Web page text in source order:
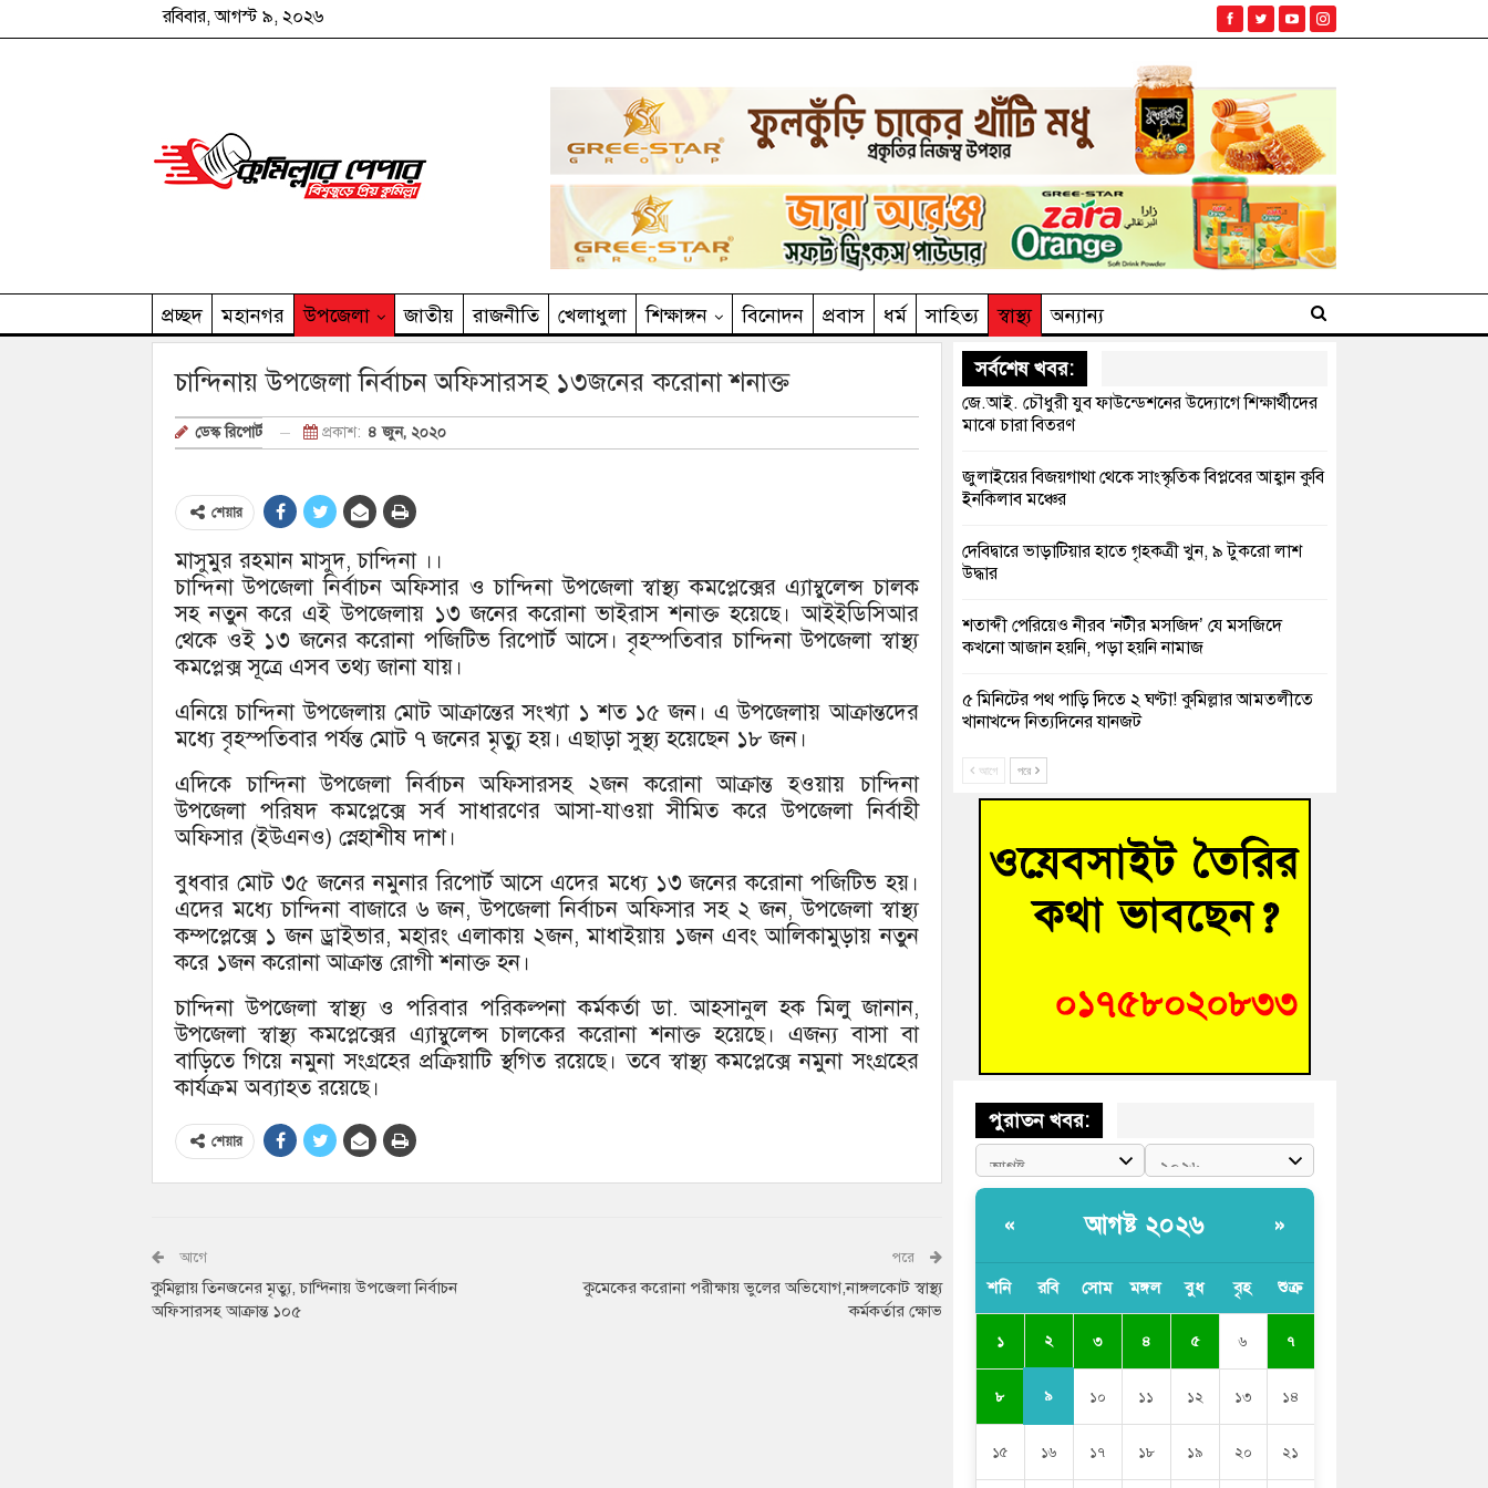
রবিবার, আগস্ট ৯, ২০২৬
প্রচ্ছদ মহানগর উপজেলা জাতীয় রাজনীতি খেলাধুলা শিক্ষাঙ্গন বিনোদন প্রবাস ধর্ম সাহিত‌্য স্বাস্থ্য
অন্যান্য
চান্দিনায় উপজেলা নির্বাচন অফিসারসহ ১৩জনের করোনা শনাক্ত
ডেস্ক রিপোর্ট প্রকাশ: ৪ জুন, ২০২০
শেয়ার
মাসুমুর রহমান মাসুদ, চান্দিনা ।।
চান্দিনা উপজেলা নির্বাচন অফিসার ও চান্দিনা উপজেলা স্বাস্থ্য কমপ্লেক্সের এ্যাম্বুলেন্স চালক
সহ নতুন করে এই উপজেলায় ১৩ জনের করোনা ভাইরাস শনাক্ত হয়েছে। আইইডিসিআর
থেকে ওই ১৩ জনের করোনা পজিটিভ রিপোর্ট আসে। বৃহস্পতিবার চান্দিনা উপজেলা স্বাস্থ্য
কমপ্লেক্স সূত্রে এসব তথ্য জানা যায়।
এনিয়ে চান্দিনা উপজেলায় মোট আক্রান্তের সংখ্যা ১ শত ১৫ জন। এ উপজেলায় আক্রান্তদের
মধ্যে বৃহস্পতিবার পর্যন্ত মোট ৭ জনের মৃত্যু হয়। এছাড়া সুস্থ্য হয়েছেন ১৮ জন।
এদিকে চান্দিনা উপজেলা নির্বাচন অফিসারসহ ২জন করোনা আক্রান্ত হওয়ায় চান্দিনা
উপজেলা পরিষদ কমপ্লেক্সে সর্ব সাধারণের আসা-যাওয়া সীমিত করে উপজেলা নির্বাহী
অফিসার (ইউএনও) স্নেহাশীষ দাশ।
বুধবার মোট ৩৫ জনের নমুনার রিপোর্ট আসে এদের মধ্যে ১৩ জনের করোনা পজিটিভ হয়।
এদের মধ্যে চান্দিনা বাজারে ৬ জন, উপজেলা নির্বাচন অফিসার সহ ২ জন, উপজেলা স্বাস্থ্য
কম্পপ্লেক্সে ১ জন ড্রাইভার, মহারং এলাকায় ২জন, মাধাইয়ায় ১জন এবং আলিকামুড়ায় নতুন
করে ১জন করোনা আক্রান্ত রোগী শনাক্ত হন।
চান্দিনা উপজেলা স্বাস্থ্য ও পরিবার পরিকল্পনা কর্মকর্তা ডা. আহসানুল হক মিলু জানান,
উপজেলা স্বাস্থ্য কমপ্লেক্সের এ্যাম্বুলেন্স চালকের করোনা শনাক্ত হয়েছে। এজন্য বাসা বা
বাড়িতে গিয়ে নমুনা সংগ্রহের প্রক্রিয়াটি স্থগিত রয়েছে। তবে স্বাস্থ্য কমপ্লেক্সে নমুনা সংগ্রহের
কার্যক্রম অব্যাহত রয়েছে।
শেয়ার
আগে
কুমিল্লায় তিনজনের মৃত্যু, চান্দিনায় উপজেলা নির্বাচন
অফিসারসহ আক্রান্ত ১০৫
পরে
কুমেকের করোনা পরীক্ষায় ভুলের অভিযোগ,নাঙ্গলকোট স্বাস্থ্য
কর্মকর্তার ক্ষোভ
সর্বশেষ খবর:
জে.আই. চৌধুরী যুব ফাউন্ডেশনের উদ্যোগে শিক্ষার্থীদের
মাঝে চারা বিতরণ
জুলাইয়ের বিজয়গাথা থেকে সাংস্কৃতিক বিপ্লবের আহ্বান কুবি
ইনকিলাব মঞ্চের
দেবিদ্বারে ভাড়াটিয়ার হাতে গৃহকত্রী খুন, ৯ টুকরো লাশ
উদ্ধার
শতাব্দী পেরিয়েও নীরব ‘নটীর মসজিদ’ যে মসজিদে
কখনো আজান হয়নি, পড়া হয়নি নামাজ
৫ মিনিটের পথ পাড়ি দিতে ২ ঘণ্টা! কুমিল্লার আমতলীতে
খানাখন্দে নিত্যদিনের যানজট
সাবেক তিন সভাপতির স্মরণ সভা করলো কুমিল্লা প্রেসক্লাব
বাংলাদেশি
বুড়িচংয়ে নিখোঁজের ৩ দিন পর ফিশারির পুকুরে
রিকশাচালকের মরদেহ উদ্ধার
জনগণ আপনাদের ছাড়বে না-সাক্কু
দিবসের আলোচনা সভা ও পুরস্কার বিতরণ
আগে পরে
পুরাতন খবর:
« আগষ্ট ২০২৬ »
শনি রবি সোম মঙ্গল বুধ বৃহ শুক্র
১ ২ ৩ ৪ ৫ ৬ ৭
৮ ৯ ১০ ১১ ১২ ১৩ ১৪
১৫ ১৬ ১৭ ১৮ ১৯ ২০ ২১